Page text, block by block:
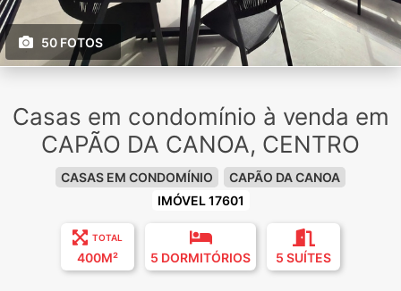
50 FOTOS
Casas em condomínio à venda em
CAPÃO DA CANOA, CENTRO
CASAS EM CONDOMÍNIO
CAPÃO DA CANOA
IMÓVEL 17601
TOTAL
400M² 5 DORMITÓRIOS 5 SUÍTES